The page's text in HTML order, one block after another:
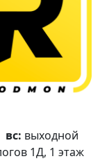
вс: выходной
1Д, 1 этаж